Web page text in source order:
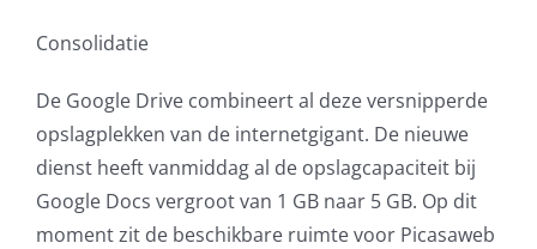
Remote Help
WordPress SLA Contract
Contact
Consolidatie
De Google Drive combineert al deze versnipperde
opslagplekken van de internetgigant. De nieuwe
dienst heeft vanmiddag al de opslagcapaciteit bij
Google Docs vergroot van 1 GB naar 5 GB. Op dit
moment zit de beschikbare ruimte voor Picasaweb